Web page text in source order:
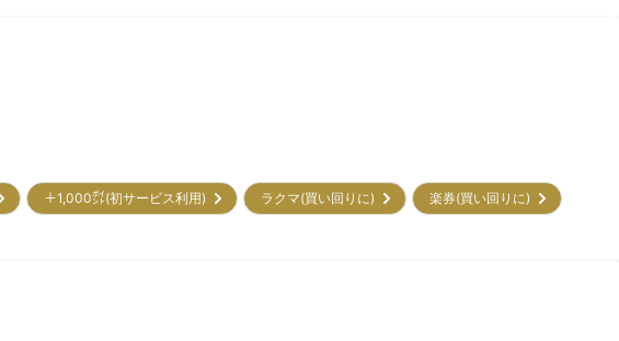
＋1,000㌽(初サービス利用) ラクマ(買い回りに)
楽券(買い回りに)